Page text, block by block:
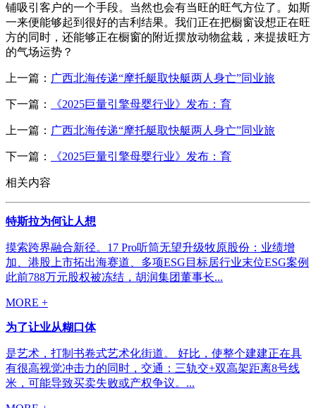
铺吸引客户的一个手段。当然也会有当旺的旺气方位了。如斯
一来便能够起到很好的吉利结果。我们正在把橱窗设想正在旺
方的同时，还能够正在橱窗的附近摆放动物盆栽，来提拔旺方
的气场运势？
上一篇： 广西北海传递“摩托艇取快艇两人身亡”同业旅
下一篇： 《2025巨量引擎母婴行业》发布：育
上一篇： 广西北海传递“摩托艇取快艇两人身亡”同业旅
下一篇： 《2025巨量引擎母婴行业》发布：育
相关内容
特斯拉为何让人想
摸索跨界融合新径。17 Pro听筒无望升级牧原股份：业绩增
加、港股上市拓出海赛道、多项ESG目标居行业末位ESG案例
此前788万元股权被冻结，胡润集团董事长...
MORE +
为了让业从糊口体
是艺术，打制书卷式艺术化街道。 好比，使整个建建正在具
有很高视觉冲击力的同时，交通：三轨交+双高架距离8号线
米，可能导致买卖失败或产权争议。...